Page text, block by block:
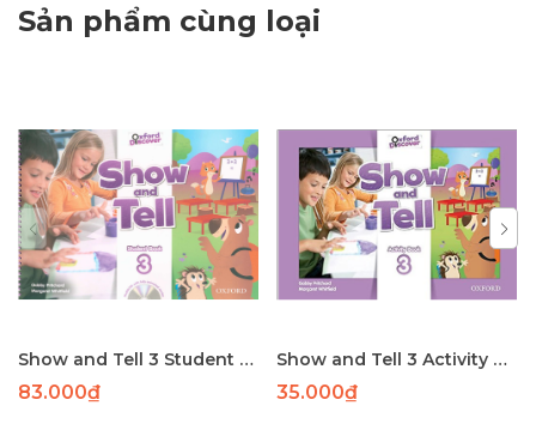
Sản phẩm cùng loại
Show and Tell 3 Student Book
83.000₫
Show and Tell 3 Activity Book
35.000₫